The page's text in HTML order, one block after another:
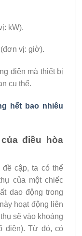
kW).
vị: giờ).
điện mà thiết bị
cụ thể.
hết bao nhiêu
điều hòa
cập, ta có thể
của một chiếc
dao động trong
hoạt động liên
sẽ vào khoảng
điện). Từ đó, có